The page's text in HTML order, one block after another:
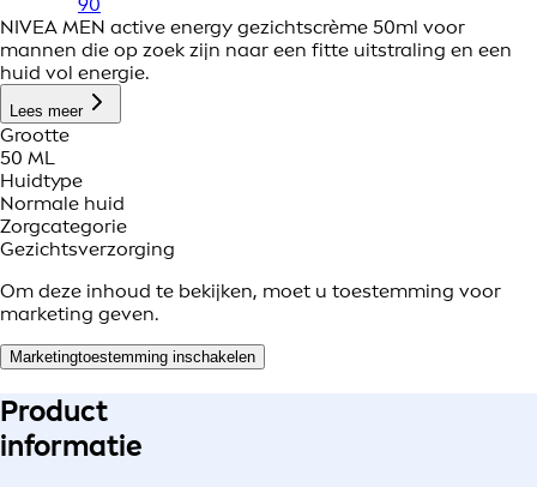
90
NIVEA MEN active energy gezichtscrème 50ml voor
mannen die op zoek zijn naar een fitte uitstraling en een
huid vol energie.
Lees meer
Grootte
50 ML
Huidtype
Normale huid
Zorgcategorie
Gezichtsverzorging
Om deze inhoud te bekijken, moet u toestemming voor
marketing geven.
Marketingtoestemming inschakelen
Product
informatie